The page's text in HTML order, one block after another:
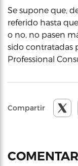
Se supone que,
referido hasta
o no, no pasen
sido contratadas
Professional
Compartir